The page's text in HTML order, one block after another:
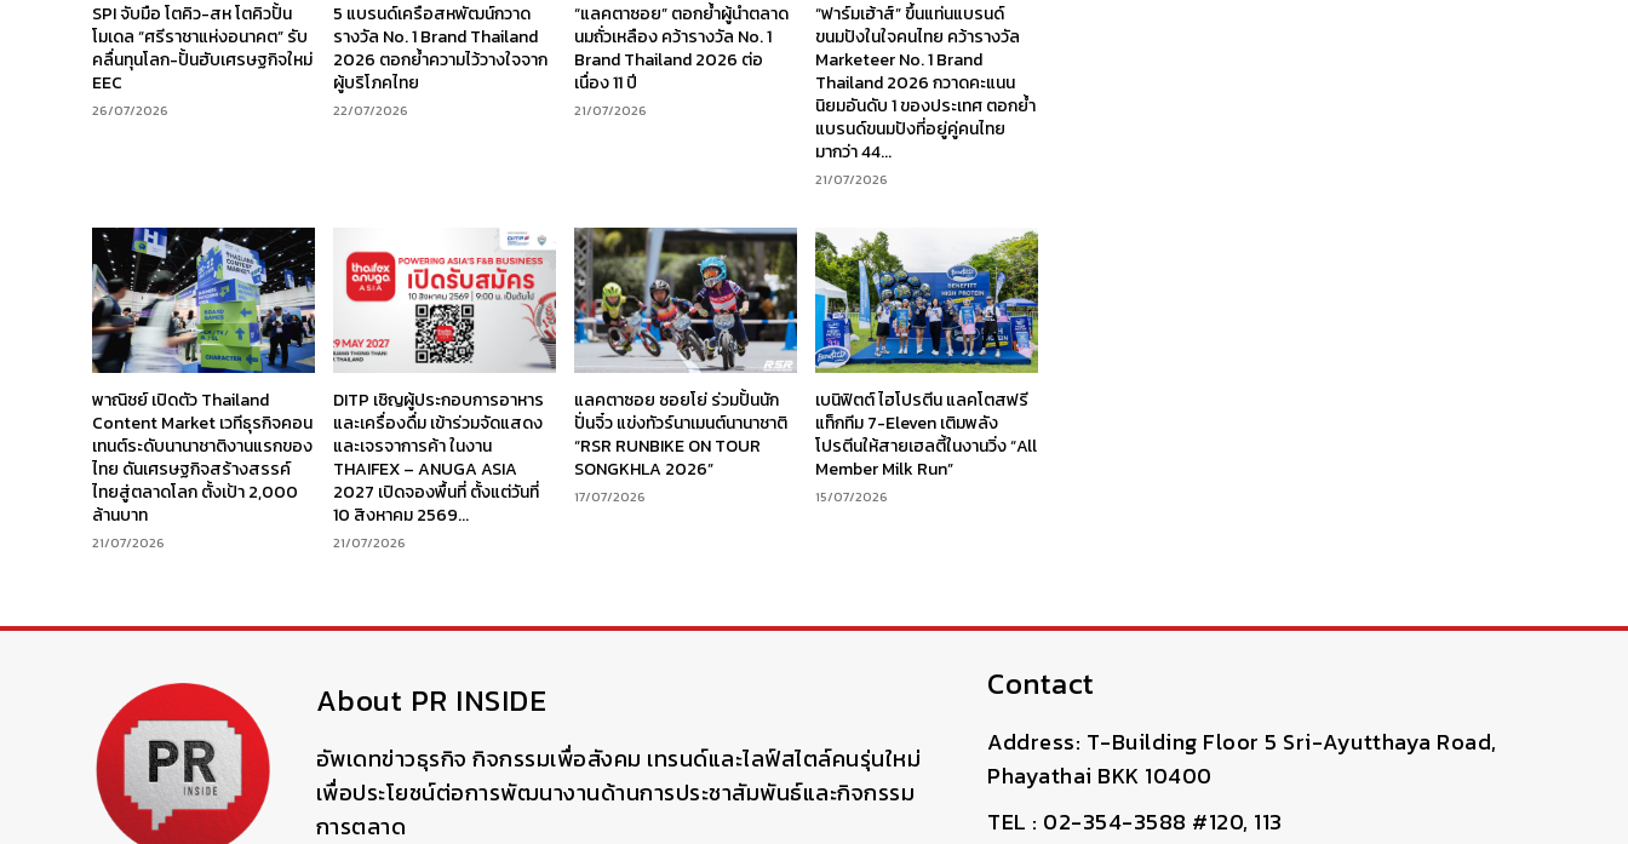
SPI จับมือ โตคิว-สห โตคิวปั้น
โมเดล “ศรีราชาแห่งอนาคต” รับ
คลื่นทุนโลก-ปั้นฮับเศรษฐกิจใหม่
EEC
26/07/2026
5 แบรนด์เครือสหพัฒน์กวาด
รางวัล No. 1 Brand Thailand
2026 ตอกย้ำความไว้วางใจจาก
ผู้บริโภคไทย
22/07/2026
“แลคตาซอย” ตอกย้ำผู้นำตลาด
นมถั่วเหลือง คว้ารางวัล No. 1
Brand Thailand 2026 ต่อ
เนื่อง 11 ปี
21/07/2026
“ฟาร์มเฮ้าส์” ขึ้นแท่นแบรนด์
ขนมปังในใจคนไทย คว้ารางวัล
Marketeer No. 1 Brand
Thailand 2026 กวาดคะแนน
นิยมอันดับ 1 ของประเทศ ตอกย้ำ
แบรนด์ขนมปังที่อยู่คู่คนไทย
มากว่า 44...
21/07/2026
พาณิชย์ เปิดตัว Thailand
Content Market เวทีธุรกิจคอน
เทนต์ระดับนานาชาติงานแรกของ
ไทย ดันเศรษฐกิจสร้างสรรค์
ไทยสู่ตลาดโลก ตั้งเป้า 2,000
ล้านบาท
21/07/2026
DITP เชิญผู้ประกอบการอาหาร
และเครื่องดื่ม เข้าร่วมจัดแสดง
และเจรจาการค้า ในงาน
THAIFEX – ANUGA ASIA
2027 เปิดจองพื้นที่ ตั้งแต่วันที่
10 สิงหาคม 2569...
21/07/2026
แลคตาซอย ซอยโย่ ร่วมปั้นนัก
ปั่นจิ๋ว แข่งทัวร์นาเมนต์นานาชาติ
“RSR RUNBIKE ON TOUR
SONGKHLA 2026”
17/07/2026
เบนิฟิตต์ ไฮโปรตีน แลคโตสฟรี
แท็กทีม 7-Eleven เติมพลัง
โปรตีนให้สายเฮลตี้ในงานวิ่ง “All
Member Milk Run”
15/07/2026
About PR INSIDE
อัพเดทข่าวธุรกิจ กิจกรรมเพื่อสังคม เทรนด์และไลฟ์สไตล์คนรุ่นใหม่
เพื่อประโยชน์ต่อการพัฒนางานด้านการประชาสัมพันธ์และกิจกรรม
การตลาด
Contact
Address: T-Building Floor 5 Sri-Ayutthaya Road,
Phayathai BKK 10400
TEL : 02-354-3588 #120, 113